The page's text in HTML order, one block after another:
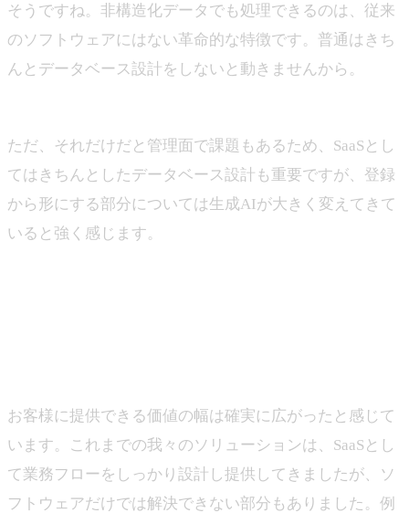
そうですね。非構造化データでも処理できるのは、従来
のソフトウェアにはない革命的な特徴です。普通はきち
んとデータベース設計をしないと動きませんから。
ただ、それだけだと管理面で課題もあるため、SaaSとし
てはきちんとしたデータベース設計も重要ですが、登録
から形にする部分については生成AIが大きく変えてきて
いると強く感じます。
お客様に提供できる価値の幅は確実に広がったと感じて
います。これまでの我々のソリューションは、SaaSとし
て業務フローをしっかり設計し提供してきましたが、ソ
フトウェアだけでは解決できない部分もありました。例